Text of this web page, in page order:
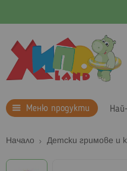
Меню продукти
Начало Детски гримове и
Преминете